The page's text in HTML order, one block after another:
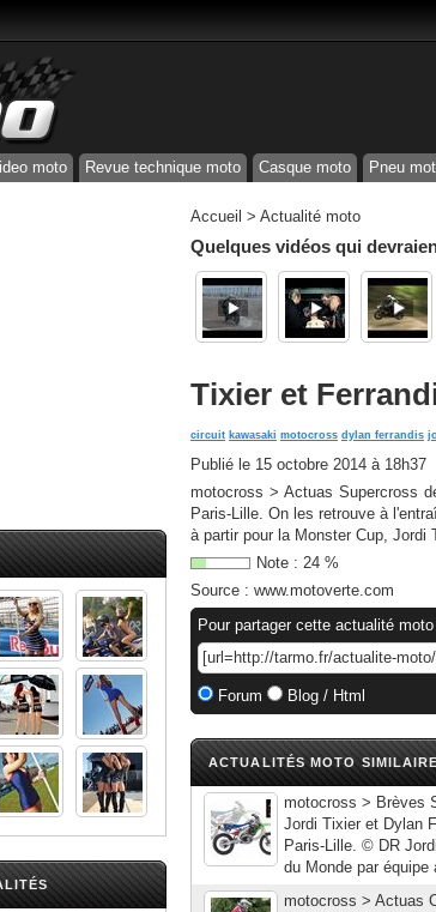
moto Revue technique moto Casque moto Pneu
Accueil > Actualité moto
Quelques vidéos qui
Tixier et
circuit kawasaki motocross dylan ferrandis
Publié le 15 octobre 2014 à 18h37
motocross > Actuas Supercross
Paris-Lille. On les retrouve à
à partir pour la Monster Cup,
Note : 24 %
Source : www.motoverte.com
Pour partager cette actualité
Forum Blog / Html
ACTUALITÉS MOTO
motocross > Brèves
Jordi Tixier et Dylan
Paris-Lille. © DR
du Monde par
motocross > Actuas